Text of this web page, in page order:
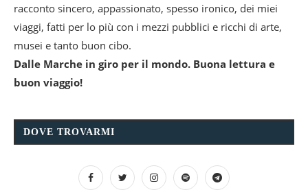
racconto sincero, appassionato, spesso ironico, dei miei
viaggi, fatti per lo più con i mezzi pubblici e ricchi di arte,
musei e tanto buon cibo.
Dalle Marche in giro per il mondo. Buona lettura e
buon viaggio!
DOVE TROVARMI